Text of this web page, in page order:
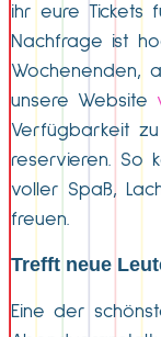
ihr eure Tickets
Nachfrage ist
Wochenenden,
unsere Website
Verfügbarkeit
reservieren. So
voller Spaß,
freuen.
Trefft neue
Eine der